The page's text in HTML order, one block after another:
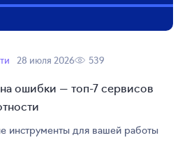
28 июля 2026 539
ошибки — топ-7 сервисов
инструменты для вашей работы